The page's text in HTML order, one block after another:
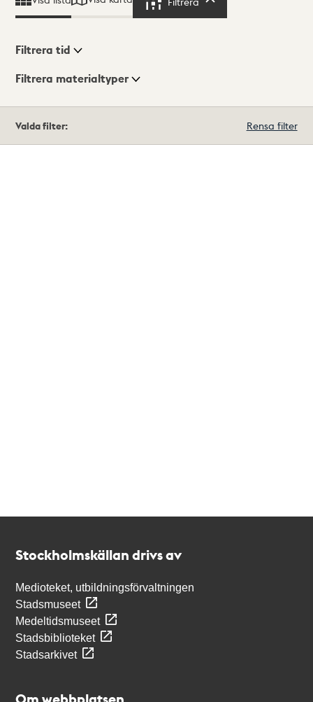
Visningsläge
Filtrera tid
Filtrera materialtyper
träffar
Valda filter: Rensa filter
Stockholmskällan drivs av
Medioteket, utbildningsförvaltningen
Stadsmuseet
Medeltidsmuseet
Stadsbiblioteket
Stadsarkivet